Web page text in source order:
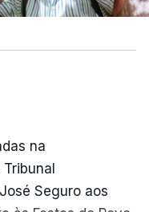
na
Seguro aos